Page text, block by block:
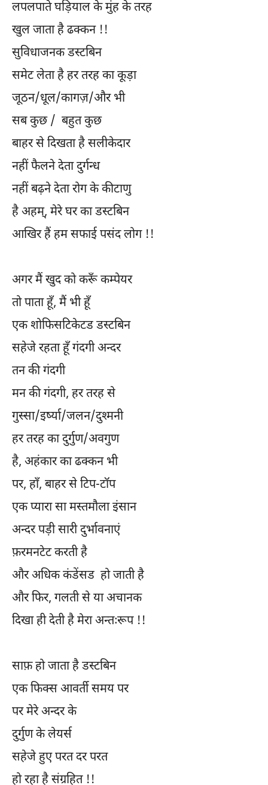
लपलपाते घड़ियाल के मुंह के तरह
खुल जाता है ढक्कन !!
सुविधाजनक डस्टबिन
समेट लेता है हर तरह का कूड़ा
जूठन/धूल/कागज़/और भी
सब कुछ / बहुत कुछ
बाहर से दिखता है सलीकेदार
नहीं फैलने देता दुर्गन्ध
नहीं बढ़ने देता रोग के कीटाणु
है अहम्, मेरे घर का डस्टबिन
आखिर हैं हम सफाई पसंद लोग !!
अगर मैं खुद को करूँ कम्पेयर
तो पाता हूँ, मैं भी हूँ
एक शोफिसटिकेटड डस्टबिन
सहेजे रहता हूँ गंदगी अन्दर
तन की गंदगी
मन की गंदगी, हर तरह से
गुस्सा/इर्ष्या/जलन/दुश्मनी
हर तरह का दुर्गुण/अवगुण
है, अहंकार का ढक्कन भी
पर, हाँ, बाहर से टिप-टॉप
एक प्यारा सा मस्तमौला इंसान
अन्दर पड़ी सारी दुर्भावनाएं
फ़रमनटेट करती है
और अधिक कंडेंसड हो जाती है
और फिर, गलती से या अचानक
दिखा ही देती है मेरा अन्तःरूप !!
साफ़ हो जाता है डस्टबिन
एक फिक्स आवर्ती समय पर
पर मेरे अन्दर के
दुर्गुण के लेयर्स
सहेजे हुए परत दर परत
हो रहा है संग्रहित !!